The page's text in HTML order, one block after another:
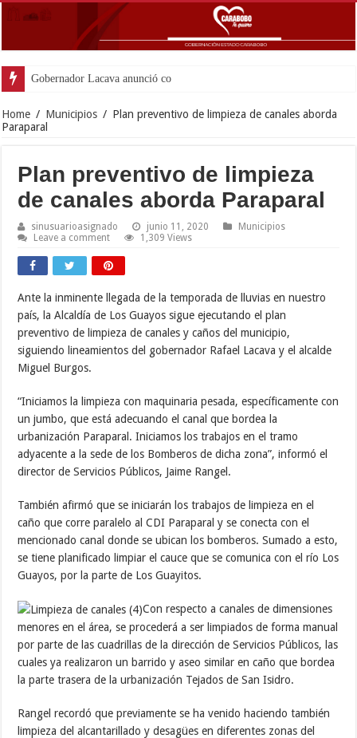
Gobernador Lacava anunció colocación de más d
Home / Municipios / Plan preventivo de limpieza de canales aborda
Paraparal
Plan preventivo de limpieza
de canales aborda Paraparal
sinusuarioasignado junio 11, 2020
Municipios
Leave a comment
1,309 Views
Ante la inminente llegada de la temporada de lluvias en nuestro
país, la Alcaldía de Los Guayos sigue ejecutando el plan
preventivo de limpieza de canales y caños del municipio,
siguiendo lineamientos del gobernador Rafael Lacava y el alcalde
Miguel Burgos.
“Iniciamos la limpieza con maquinaria pesada, específicamente con
un jumbo, que está adecuando el canal que bordea la
urbanización Paraparal. Iniciamos los trabajos en el tramo
adyacente a la sede de los Bomberos de dicha zona”, informó el
director de Servicios Públicos, Jaime Rangel.
También afirmó que se iniciarán los trabajos de limpieza en el
caño que corre paralelo al CDI Paraparal y se conecta con el
mencionado canal donde se ubican los bomberos. Sumado a esto,
se tiene planificado limpiar el cauce que se comunica con el río Los
Guayos, por la parte de Los Guayitos.
Con respecto a canales de dimensiones
menores en el área, se procederá a ser limpiados de forma manual
por parte de las cuadrillas de la dirección de Servicios Públicos, las
cuales ya realizaron un barrido y aseo similar en caño que bordea
la parte trasera de la urbanización Tejados de San Isidro.
Rangel recordó que previamente se ha venido haciendo también
limpieza del alcantarillado y desagües en diferentes zonas del